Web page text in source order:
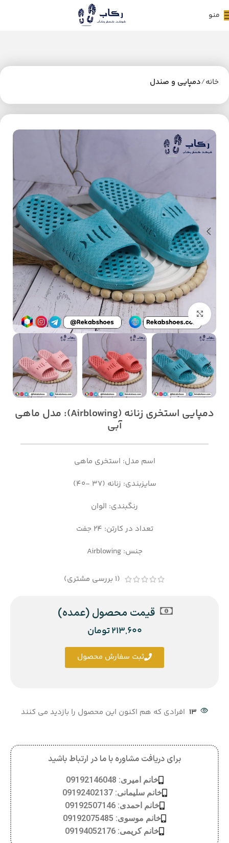
منو
خانه دمپایی و صندل
13 افرادی که هم اکنون این محصول را بازدید می کنند
برای دریافت مشاوره با ما در ارتباط باشید
خانم امیری: 09192146048
خانم سلیمانی: 09192402137
خانم احمدی: 09192507146
خانم موسوی: 09192075485
خانم کریمی: 09194052176
دمپایی استخری زنانه (Airblowing): مدل ماهی
آبی
اسم مدل: استخری ماهی
سایزبندی: زنانه (37 -40)
رنگبندی: الوان
تعداد در کارتن: 24 جفت
جنس: Airblowing
(
1 بررسی مشتری)
قیمت محصول (عمده)
213,600تومان
ثبت سفارش محصول
بزرگنمایی تصویر